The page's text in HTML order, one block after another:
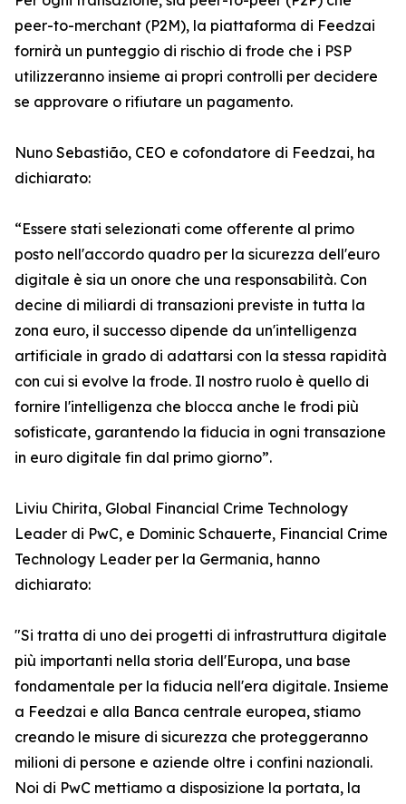
peer-to-merchant (P2M), la piattaforma di Feedzai
fornirà un punteggio di rischio di frode che i PSP
utilizzeranno insieme ai propri controlli per decidere
se approvare o rifiutare un pagamento.
Nuno Sebastião, CEO e cofondatore di Feedzai, ha
dichiarato:
“Essere stati selezionati come offerente al primo
posto nell'accordo quadro per la sicurezza dell'euro
digitale è sia un onore che una responsabilità. Con
decine di miliardi di transazioni previste in tutta la
zona euro, il successo dipende da un'intelligenza
artificiale in grado di adattarsi con la stessa rapidità
con cui si evolve la frode. Il nostro ruolo è quello di
fornire l'intelligenza che blocca anche le frodi più
sofisticate, garantendo la fiducia in ogni transazione
in euro digitale fin dal primo giorno”.
Liviu Chirita, Global Financial Crime Technology
Leader di PwC, e Dominic Schauerte, Financial Crime
Technology Leader per la Germania, hanno
dichiarato:
"Si tratta di uno dei progetti di infrastruttura digitale
più importanti nella storia dell'Europa, una base
fondamentale per la fiducia nell'era digitale. Insieme
a Feedzai e alla Banca centrale europea, stiamo
creando le misure di sicurezza che proteggeranno
milioni di persone e aziende oltre i confini nazionali.
Noi di PwC mettiamo a disposizione la portata, la